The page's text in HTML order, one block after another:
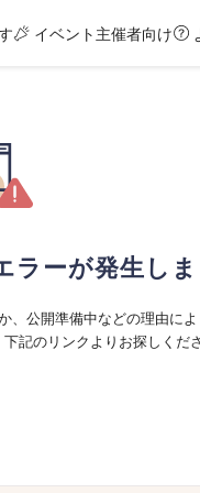
イベント主催者向け
ーが発生しま
、公開準備中などの理由に
記のリンクよりお探しくださ